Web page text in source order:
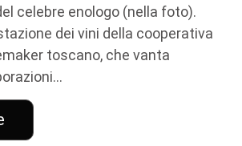
celebre enologo (nella foto).
dei vini della cooperativa
toscano, che vanta